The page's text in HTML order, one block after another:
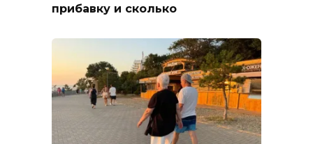
прибавку и сколько